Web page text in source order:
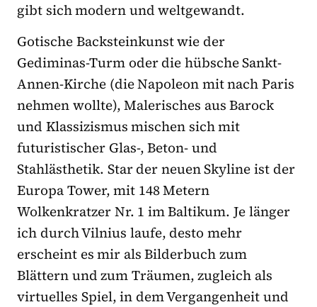
gibt sich modern und weltgewandt.
Gotische Backsteinkunst wie der
Gediminas-Turm oder die hübsche Sankt-
Annen-Kirche (die Napoleon mit nach Paris
nehmen wollte), Malerisches aus Barock
und Klassizismus mischen sich mit
futuristischer Glas-, Beton- und
Stahlästhetik. Star der neuen Skyline ist der
Europa Tower, mit 148 Metern
Wolkenkratzer Nr. 1 im Baltikum. Je länger
ich durch Vilnius laufe, desto mehr
erscheint es mir als Bilderbuch zum
Blättern und zum Träumen, zugleich als
virtuelles Spiel, in dem Vergangenheit und